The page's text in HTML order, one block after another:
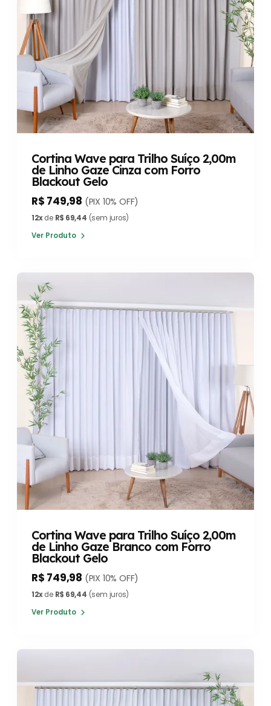
Cortina Wave para Trilho Suíço 2,00m
de Linho Gaze Cinza com Forro
Blackout Gelo
R$ 749,98 (PIX 10% OFF)
12xde R$ 69,44 (sem juros)
Ver Produto
Cortina Wave para Trilho Suíço 2,00m
de Linho Gaze Branco com Forro
Blackout Gelo
R$ 749,98 (PIX 10% OFF)
12xde R$ 69,44 (sem juros)
Ver Produto